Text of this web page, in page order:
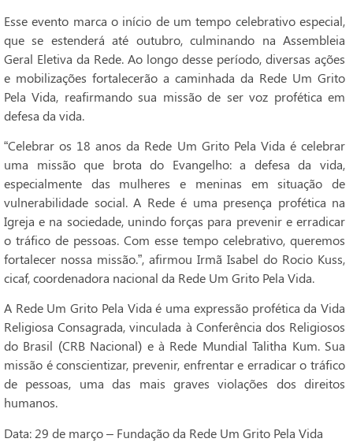
Esse evento marca o início de um tempo celebrativo especial,
que se estenderá até outubro, culminando na Assembleia
Geral Eletiva da Rede. Ao longo desse período, diversas ações
e mobilizações fortalecerão a caminhada da Rede Um Grito
Pela Vida, reafirmando sua missão de ser voz profética em
defesa da vida.
“Celebrar os 18 anos da Rede Um Grito Pela Vida é celebrar
uma missão que brota do Evangelho: a defesa da vida,
especialmente das mulheres e meninas em situação de
vulnerabilidade social. A Rede é uma presença profética na
Igreja e na sociedade, unindo forças para prevenir e erradicar
o tráfico de pessoas. Com esse tempo celebrativo, queremos
fortalecer nossa missão.”, afirmou Irmã Isabel do Rocio Kuss,
cicaf, coordenadora nacional da Rede Um Grito Pela Vida.
A Rede Um Grito Pela Vida é uma expressão profética da Vida
Religiosa Consagrada, vinculada à Conferência dos Religiosos
do Brasil (CRB Nacional) e à Rede Mundial Talitha Kum. Sua
missão é conscientizar, prevenir, enfrentar e erradicar o tráfico
de pessoas, uma das mais graves violações dos direitos
humanos.
Data: 29 de março – Fundação da Rede Um Grito Pela Vida